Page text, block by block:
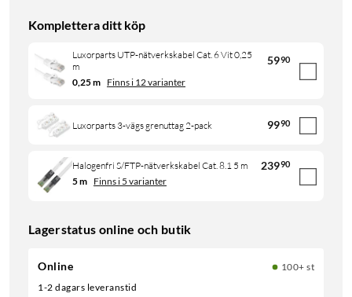
Komplettera ditt köp
Luxorparts UTP-nätverkskabel Cat. 6 Vit 0,25
m
5990
0,25 m Finns i 12 varianter
Luxorparts 3-vägs grenuttag 2-pack 9990
Halogenfri S/FTP-nätverkskabel Cat. 8.1 5 m 23990
5 m Finns i 5 varianter
Lagerstatus online och butik
Online
100+ st
1-2 dagars leveranstid